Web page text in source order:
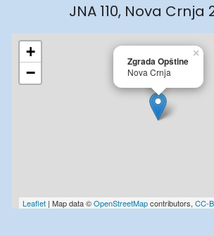
JNA 110, Nova Crnja
Zgrada Opštine
Nova Crnja
×
+
−
Leaflet | Map data ©OpenStreetMapcontributors, CC-